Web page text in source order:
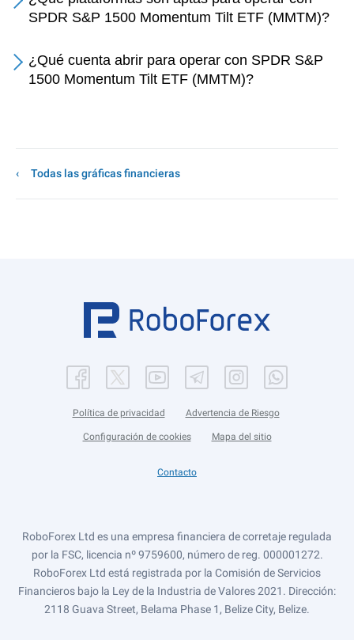
SPDR S&P 1500 Momentum Tilt ETF (MMTM)?
¿Qué cuenta abrir para operar con SPDR S&P
1500 Momentum Tilt ETF (MMTM)?
Todas las gráficas financieras
Política de privacidad Advertencia de Riesgo
Configuración de cookies Mapa del sitio
Contacto
RoboForex Ltd es una empresa financiera de corretaje regulada
por la FSC, licencia nº 9759600, número de reg. 000001272.
RoboForex Ltd está registrada por la Comisión de Servicios
Financieros bajo la Ley de la Industria de Valores 2021. Dirección:
2118 Guava Street, Belama Phase 1, Belize City, Belize.